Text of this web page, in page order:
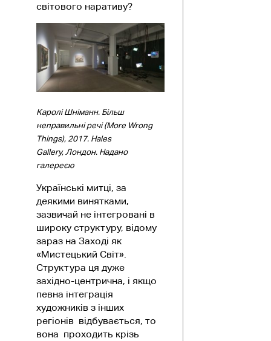
світового наративу?
Каролі Шніманн. Більш
неправильні речі (More Wrong
Things), 2017. Hales
Gallery, Лондон. Надано
галереєю
Українські митці, за
деякими винятками,
зазвичай не інтегровані в
широку структуру, відому
зараз на Заході як
«Мистецький Світ».
Структура ця дуже
західно-центрична, і якщо
певна інтеграція
художників з інших
регіонів відбувається, то
вона проходить крізь